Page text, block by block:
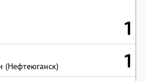
1
(Нефтеюганск) 1